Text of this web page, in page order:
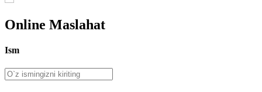
Online Maslahat
Ism